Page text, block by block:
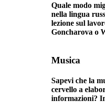
Quale modo
nella lingua
lezione sul
Goncharova o
Musica
Sapevi che la
cervello a
informazioni?